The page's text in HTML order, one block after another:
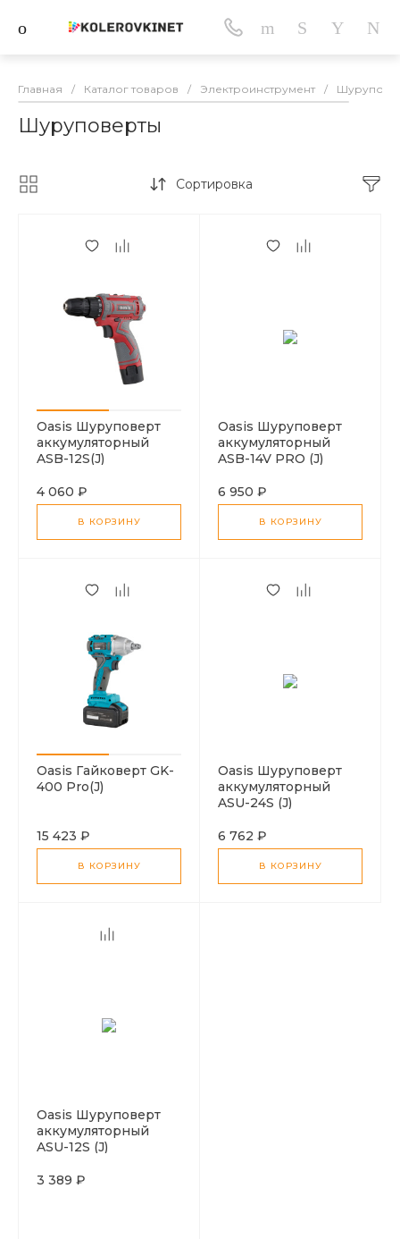
Главная / Каталог товаров / Электроинструмент /
Шуруповерты
Сортировка
Oasis Шуруповерт
аккумуляторный
ASB-12S(J)
4 060 ₽
В КОРЗИНУ
Oasis Шуруповерт
аккумуляторный
ASB-14V PRO (J)
6 950 ₽
В КОРЗИНУ
Oasis Гайковерт GK-
400 Pro(J)
15 423 ₽
В КОРЗИНУ
Oasis Шуруповерт
аккумуляторный
ASU-24S (J)
6 762 ₽
В КОРЗИНУ
Oasis Шуруповерт
аккумуляторный
ASU-12S (J)
3 389 ₽